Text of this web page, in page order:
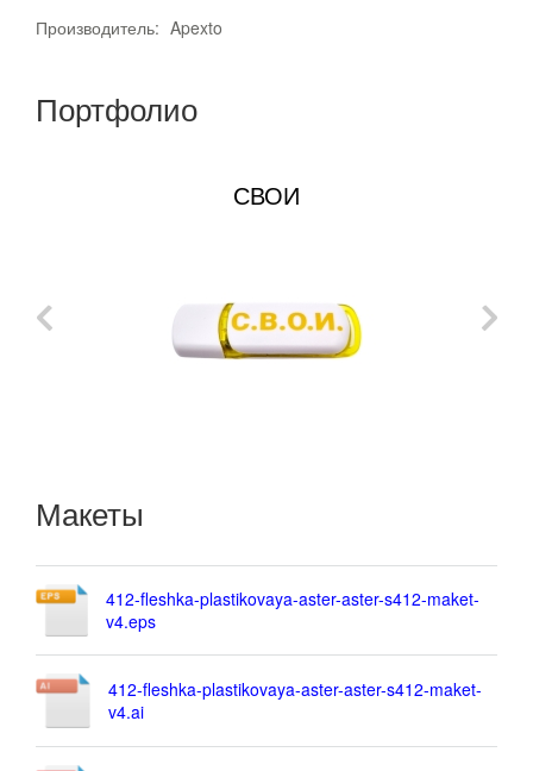
Производитель: Apexto
Портфолио
СВОИ
Макеты
412-fleshka-plastikovaya-aster-aster-s412-maket-
v4.eps
412-fleshka-plastikovaya-aster-aster-s412-maket-
v4.ai